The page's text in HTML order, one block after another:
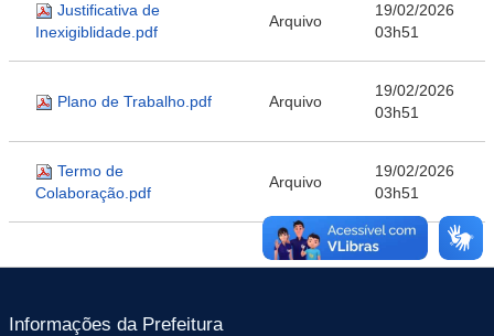
Justificativa de
Inexigiblidade.pdf
Arquivo
19/02/2026
03h51
Plano de Trabalho.pdf Arquivo
19/02/2026
03h51
Termo de
Colaboração.pdf
Arquivo
19/02/2026
03h51
Informações da Prefeitura